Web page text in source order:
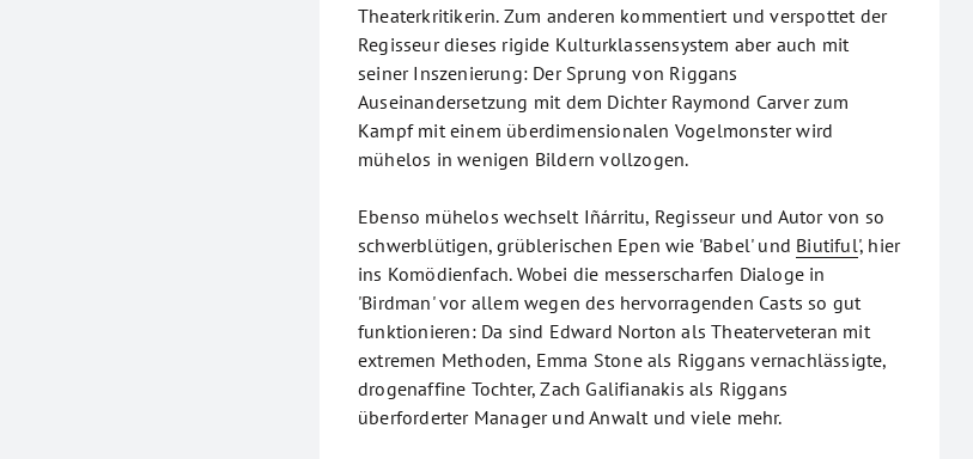
Theaterkritikerin. Zum anderen kommentiert und verspottet der
Regisseur dieses rigide Kulturklassensystem aber auch mit
seiner Inszenierung: Der Sprung von Riggans
Auseinandersetzung mit dem Dichter Raymond Carver zum
Kampf mit einem überdimensionalen Vogelmonster wird
mühelos in wenigen Bildern vollzogen.
Ebenso mühelos wechselt Iñárritu, Regisseur und Autor von so
schwerblütigen, grüblerischen Epen wie 'Babel' und Biutiful', hier
ins Komödienfach. Wobei die messerscharfen Dialoge in
'Birdman' vor allem wegen des hervorragenden Casts so gut
funktionieren: Da sind Edward Norton als Theaterveteran mit
extremen Methoden, Emma Stone als Riggans vernachlässigte,
drogenaffine Tochter, Zach Galifianakis als Riggans
überforderter Manager und Anwalt und viele mehr.